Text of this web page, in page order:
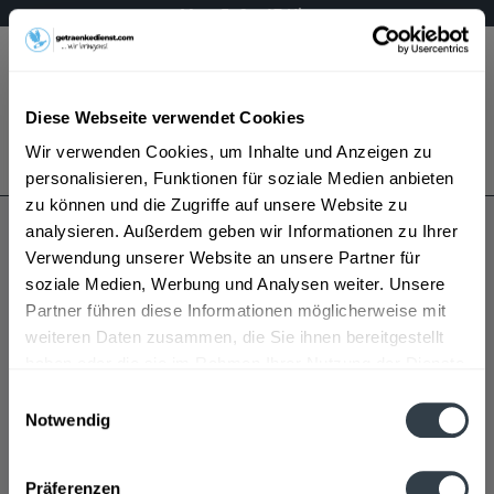
Diese Webseite verwendet Cookies
Wir verwenden Cookies, um Inhalte und Anzeigen zu
personalisieren, Funktionen für soziale Medien anbieten
zu können und die Zugriffe auf unsere Website zu
analysieren. Außerdem geben wir Informationen zu Ihrer
Verwendung unserer Website an unsere Partner für
soziale Medien, Werbung und Analysen weiter. Unsere
Partner führen diese Informationen möglicherweise mit
weiteren Daten zusammen, die Sie ihnen bereitgestellt
Notwendig
Präferenzen
Mo – Fr 9 – 17 Uhr
Menü
Bestellung widerrufen
Es gilt unsere Datenschutzerklärung
Espolón Tequila
Espolón Tequila wird in den folgenden Regionen,
Städten, Orten und Postleitzahl-Gebieten geliefert